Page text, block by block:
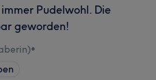
Pudelwohl. Die
geworden!
•